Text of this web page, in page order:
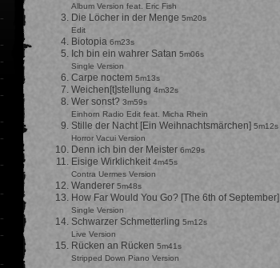
Album Version feat. Eric Fish
Die Löcher in der Menge 5m20s
Edit
Biotopia 6m23s
Ich bin ein wahrer Satan 5m06s
Single Version
Carpe noctem 5m13s
Weichen[t]stellung 4m32s
Wer sonst? 3m59s
Einhorn Radio Edit feat. Micha Rhein
Stille der Nacht [Ein Weihnachtsmärchen] 5m12s
Horror Vacui Version
Denn ich bin der Meister 6m29s
Eisige Wirklichkeit 4m45s
Contra Uermes Version
Wanderer 5m48s
How Far Would You Go? [The 6th of September]
Single Version
Schwarzer Schmetterling 5m12s
Live Version
Rücken an Rücken 5m41s
Stripped Down Piano Version